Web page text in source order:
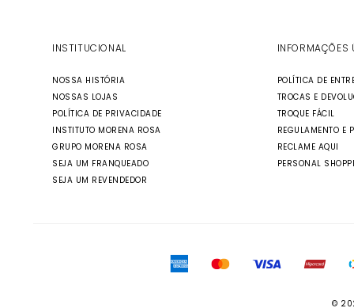
INSTITUCIONAL
NOSSA HISTÓRIA
NOSSAS LOJAS
POLÍTICA DE PRIVACIDADE
INSTITUTO MORENA ROSA
GRUPO MORENA ROSA
SEJA UM FRANQUEADO
SEJA UM REVENDEDOR
INFORMAÇÕES
POLÍTICA DE
TROCAS E
TROQUE FÁCIL
REGULAMENTO E
RECLAME AQUI
PERSONAL
©